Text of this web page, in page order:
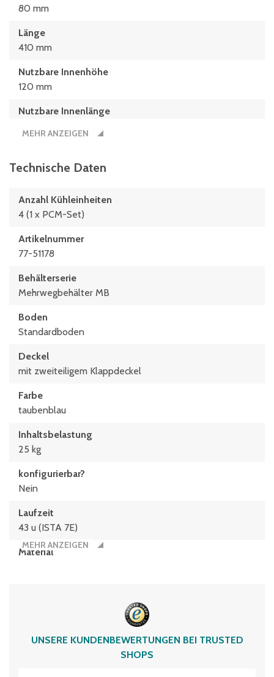
80 mm
Länge
410 mm
Nutzbare Innenhöhe
120 mm
Nutzbare Innenlänge
140 mm
MEHR ANZEIGEN
Technische Daten
Anzahl Kühleinheiten
4 (1 x PCM-Set)
Artikelnummer
77-51178
Behälterserie
Mehrwegbehälter MB
Boden
Standardboden
Deckel
mit zweiteiligem Klappdeckel
Farbe
taubenblau
Inhaltsbelastung
25 kg
konfigurierbar?
Nein
Laufzeit
43 u (ISTA 7E)
Material
4 Liter
MEHR ANZEIGEN
UNSERE KUNDENBEWERTUNGEN BEI TRUSTED
SHOPS